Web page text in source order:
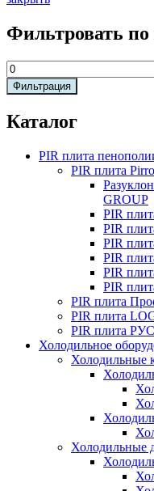
Фильтровать по
Минимальная
цена
Фильтрация
Каталог
PIR плита
PIR плита
GROUP
PIR
PIR
PIR
PIR
PIR
PIR
PIR плита
PIR плита
PIR плита
Холодильное
Холодильные
Холодильные